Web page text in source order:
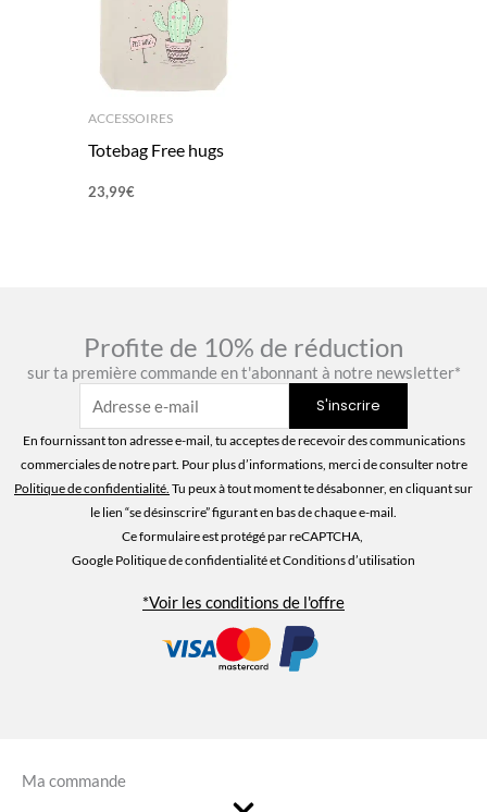
ACCESSOIRES
Totebag Free hugs
23,99€
Profite de 10% de réduction
sur ta première commande en t'abonnant à notre newsletter*
En fournissant ton adresse e-mail, tu acceptes de recevoir des communications
commerciales de notre part. Pour plus d’informations, merci de consulter notre
Politique de confidentialité. Tu peux à tout moment te désabonner, en cliquant sur
le lien “se désinscrire” figurant en bas de chaque e-mail.
Ce formulaire est protégé par reCAPTCHA,
Google Politique de confidentialitéet Conditions d’utilisation
*Voir les conditions de l'offre
Ma commande